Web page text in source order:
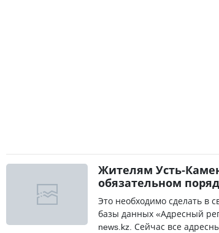
Жителям Усть-
обязательном
Это необходимо сделать в
базы данных «Адресный
news.kz. Сейчас все